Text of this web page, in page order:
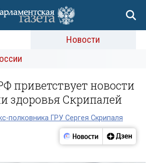
Новости
приветствует новости
здоровья Скрипалей
полковника ГРУ Сергея Скрипаля